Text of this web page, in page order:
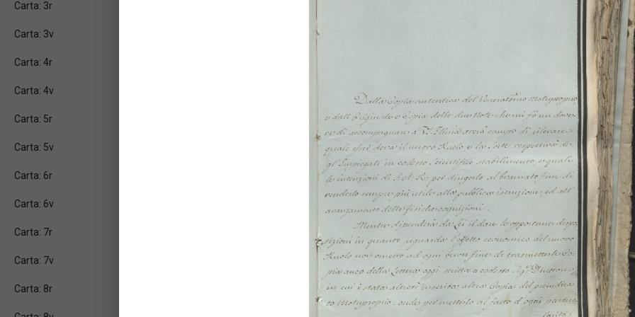
Carta: 3r
Carta: 3v
Carta: 4r
Carta: 4v
Carta: 5r
Carta: 5v
Carta: 6r
Carta: 6v
Carta: 7r
Carta: 7v
Carta: 8r